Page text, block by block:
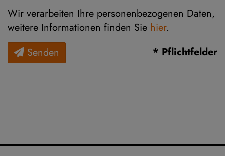
Wir verarbeiten Ihre personenbezogenen Daten,
weitere Informationen finden Sie hier.
Senden
* Pflichtfelder